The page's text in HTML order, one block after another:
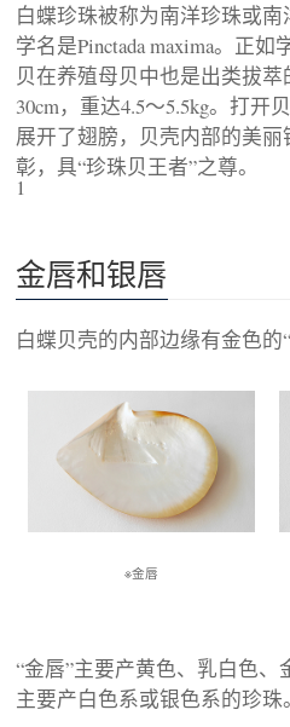
白蝶珍珠被称为南洋珍珠或南
学名是Pinctada maxima。正如
贝在养殖母贝中也是出类拔
30cm，重达4.5～5.5kg。打开
展开了翅膀，贝壳内部的美
彰，具“珍珠贝王者”之尊。
1
金唇和银唇
白蝶贝壳的内部边缘有金色的
※金唇
“金唇”主要产黄色、乳白色、
主要产白色系或银色系的珍珠。